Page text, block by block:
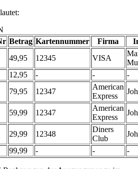
Betrag Kartennummer Firma
49,95 12345 VISA
12,95 - -
-
79,95 12347
American
Express
59,99 12347
American
Express
29,99 12348
Diners
Club
99,99 - - -